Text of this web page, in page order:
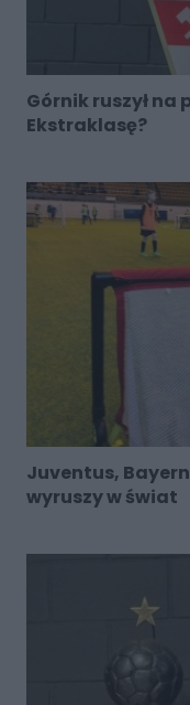
Górnik ruszył na
Ekstraklasę?
Juventus,
wyruszy w świat